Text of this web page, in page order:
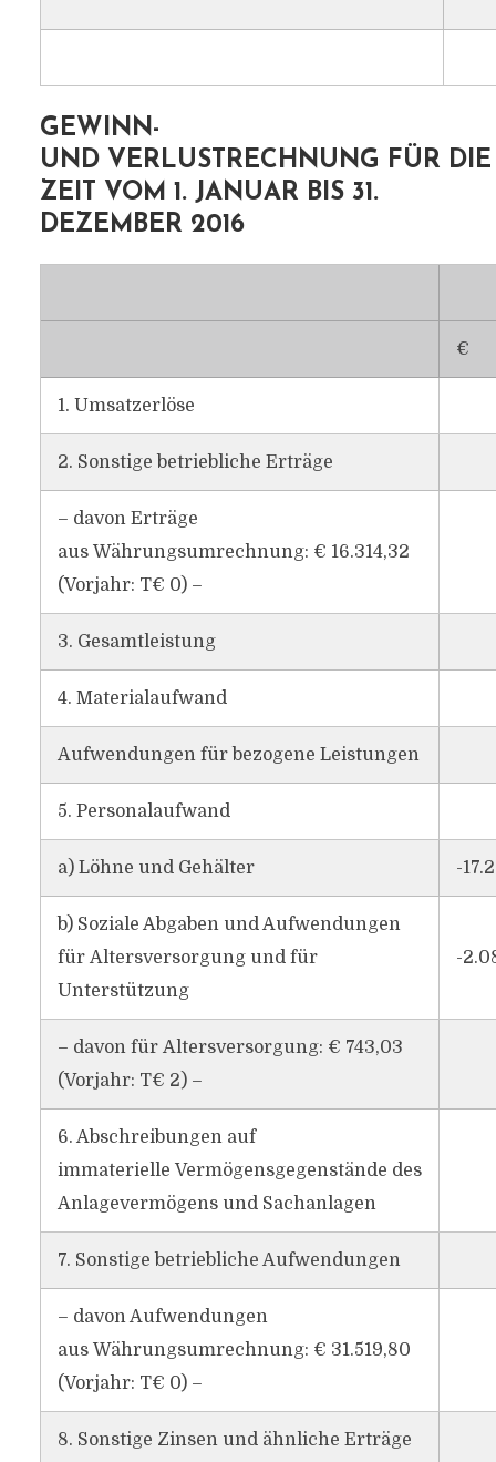
GEWINN-
UND VERLUSTRECHNUNG FÜR DIE
ZEIT VOM 1. JANUAR BIS 31.
DEZEMBER 2016
€
1. Umsatzerlöse
2. Sonstige betriebliche Erträge
– davon Erträge
aus Währungsumrechnung: € 16.314,32
(Vorjahr: T€ 0) –
3. Gesamtleistung
4. Materialaufwand
Aufwendungen für bezogene Leistungen
5. Personalaufwand
a) Löhne und Gehälter -
b) Soziale Abgaben und Aufwendungen
für Altersversorgung und für
Unterstützung
-
– davon für Altersversorgung: € 743,03
(Vorjahr: T€ 2) –
6. Abschreibungen auf
immaterielle Vermögensgegenstände des
Anlagevermögens und Sachanlagen
7. Sonstige betriebliche Aufwendungen
– davon Aufwendungen
aus Währungsumrechnung: € 31.519,80
(Vorjahr: T€ 0) –
8. Sonstige Zinsen und ähnliche Erträge